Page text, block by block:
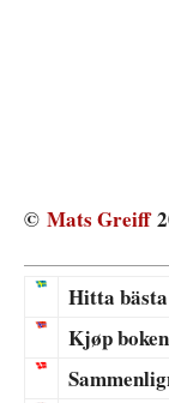
© Mats Greiff
Hitta
Kjøp